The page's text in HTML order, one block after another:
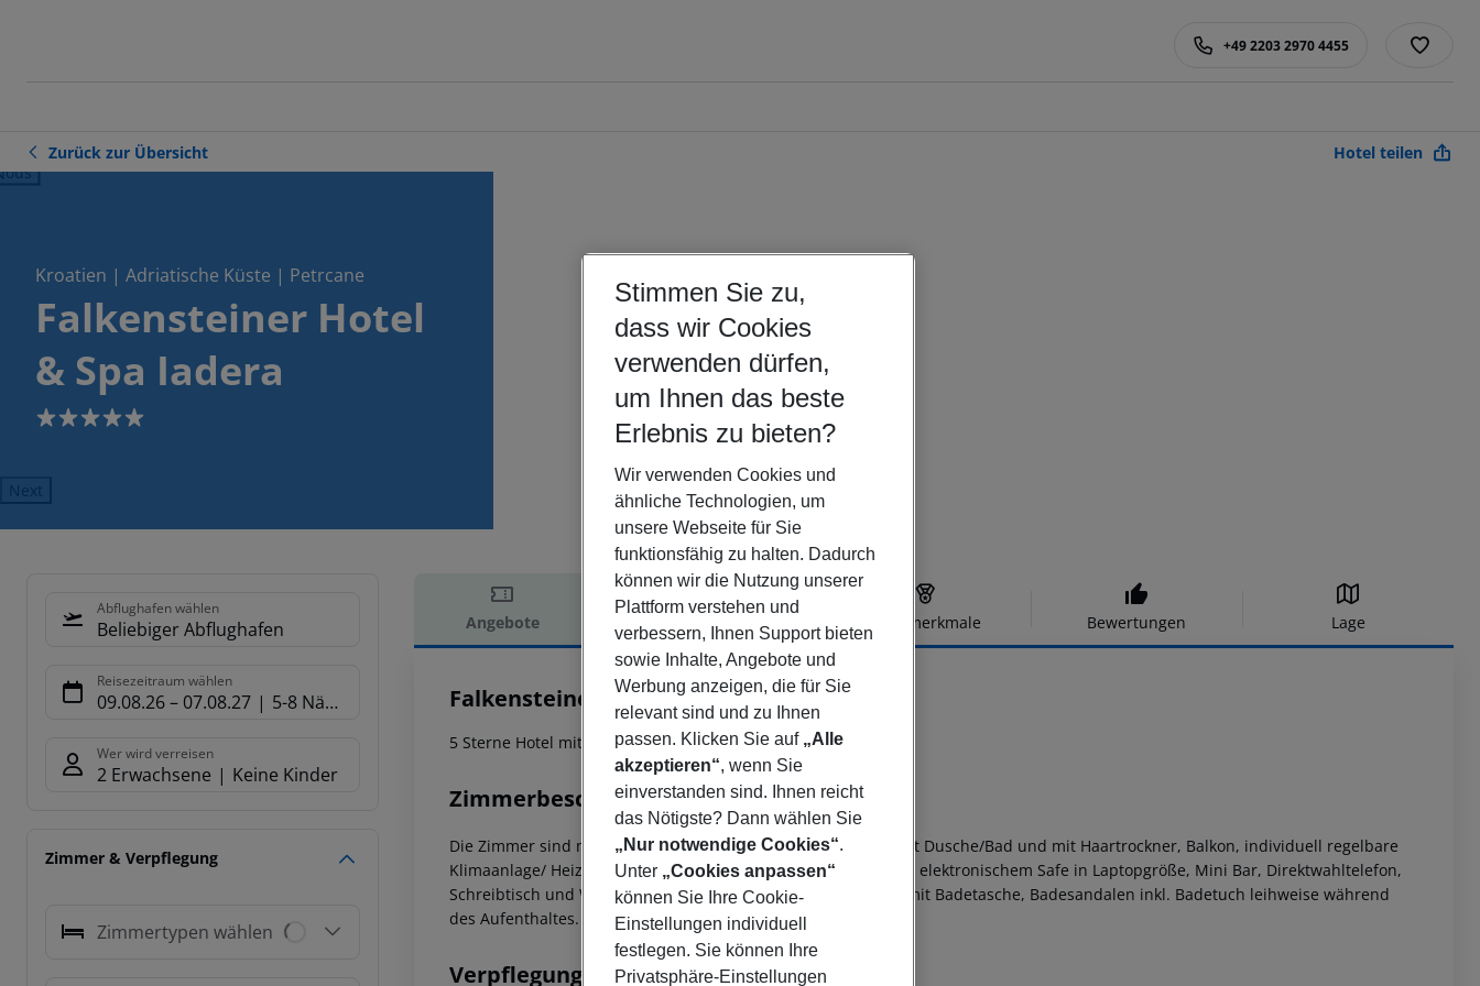
+49 2203 2970 4455
Zurück zur Übersicht Hotel teilen
Kroatien | Adriatische Küste | Petrcane
Falkensteiner Hotel
& Spa Iadera
5
Next
Abflughafen wählen
Beliebiger Abflughafen
Reisezeitraum wählen
09.08.26– 07.08.27 5-8 Nächte
Wer wird verreisen
2 Erwachsene Keine Kinder
Zimmer & Verpflegung
Zimmertypen wählen
Angebote Hotelbeschreibung Hotelmerkmale Bewertungen Lage
Hotelbeschreibung
Falkensteiner Hotel & Spa Iadera
5
5 Sterne Hotel mit Meerblick!
Zimmerbeschreibung
Die Zimmer sind mit Doppelbett, großzügigem Badezimmer mit Dusche/Bad und mit Haartrockner, Balkon, individuell regelbare
Klimaanlage/ Heizung, Flatscreens mit interaktivem TV (Sat-TV), elektronischem Safe in Laptopgröße, Mini Bar, Direktwahltelefon,
Schreibtisch und WLAN ausgestattet.Bademantel im Zimmer mit Badetasche, Badesandalen inkl. Badetuch leihweise während
des Aufenthaltes.
Verpflegung
Stimmen Sie zu,
dass wir Cookies
verwenden dürfen,
um Ihnen das beste
Erlebnis zu bieten?
Wir verwenden Cookies und
ähnliche Technologien, um
unsere Webseite für Sie
funktionsfähig zu halten. Dadurch
können wir die Nutzung unserer
Plattform verstehen und
verbessern, Ihnen Support bieten
sowie Inhalte, Angebote und
Werbung anzeigen, die für Sie
relevant sind und zu Ihnen
passen. Klicken Sie auf „Alle
akzeptieren“, wenn Sie
einverstanden sind. Ihnen reicht
das Nötigste? Dann wählen Sie
„Nur notwendige Cookies“.
Unter „Cookies anpassen“
können Sie Ihre Cookie-
Einstellungen individuell
festlegen. Sie können Ihre
Privatsphäre-Einstellungen